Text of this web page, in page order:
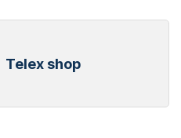
Telex shop